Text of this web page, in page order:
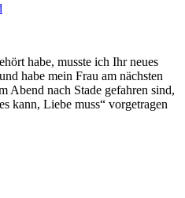
habe, musste ich Ihr neues
habe mein Frau am nächsten
Abend nach Stade gefahren sind,
kann, Liebe muss“ vorgetragen